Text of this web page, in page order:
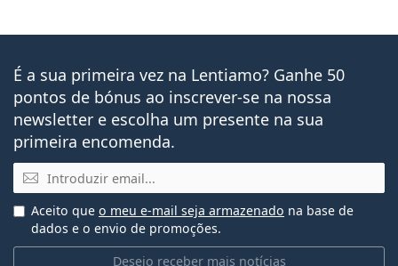
É a sua primeira vez na Lentiamo? Ganhe 50
pontos de bónus ao inscrever-se na nossa
newsletter e escolha um presente na sua
primeira encomenda.
Email
Desejo receber mais notícias
Aceito que o meu e-mail seja armazenado na base de
dados e o envio de promoções.